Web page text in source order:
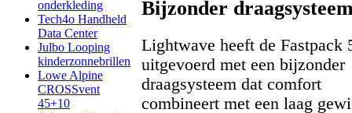
onderkleding
Tech4o Handheld
Data Center
Julbo Looping
kinderzonnebrillen
Lowe Alpine
CROSSvent
45+10
Bijzonder
Lightwave heeft de Fastpack
uitgevoerd met een bijzonder
draagsysteem dat comfort
combineert met een laag